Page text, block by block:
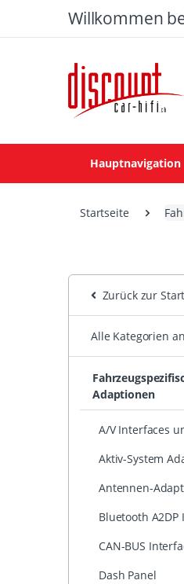
Willkommen
Hauptnavigation
Startseite
Zurück zur
Alle Kategorien
Adaptionen
A/V Interfaces
Aktiv-System
Antennen-
Bluetooth A2DP
CAN-BUS
Dash Panel